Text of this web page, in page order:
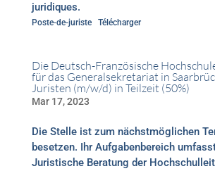
juridiques.
Poste-de-juriste Télécharger
Die Deutsch-Französische
für das Generalsekretariat in
Juristen (m/w/d) in Teilzeit (50%)
Mar 17, 2023
Die Stelle ist zum nächstmöglichen
besetzen. Ihr Aufgabenbereich
Juristische Beratung der